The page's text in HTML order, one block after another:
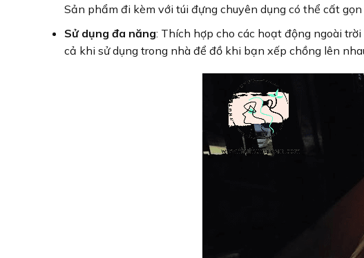
Sản phẩm đi kèm với túi đựng chuyên dụng có thể cất
Sử dụng đa năng: Thích hợp cho các hoạt động ngoài
cả khi sử dụng trong nhà để đồ khi bạn xếp chồng lên